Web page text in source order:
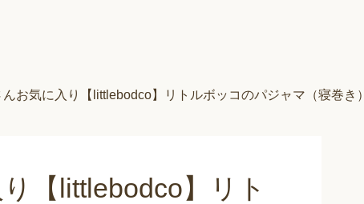
お気に入り【littlebodco】リトルボッコのパジャマ（寝巻き）
【littlebodco】リト